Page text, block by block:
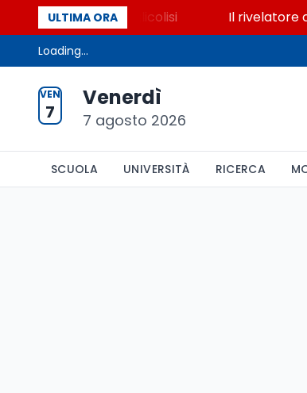
ULTIMA ORA
che accende la glicolisi Il rivelatore
Loading...
VEN
7
Venerdì
7 agosto 2026
SCUOLA UNIVERSITÀ RICERCA